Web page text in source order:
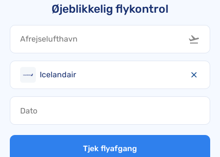
Øjeblikkelig flykontrol
Icelandair
Tjek flyafgang